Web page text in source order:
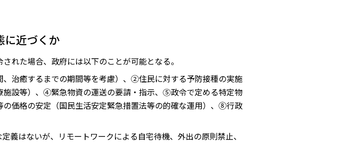
に近づくか
れた場合、政府には以下のことが可能となる。
治癒するまでの期間等を考慮）、②住民に対する予防接種の実施
施設等）、④緊急物資の運送の要請・指示、⑤政令で定める特定物
価格の安定（国民生活安定緊急措置法等の的確な運用）、⑧行政
義はないが、リモートワークによる自宅待機、外出の原則禁止、